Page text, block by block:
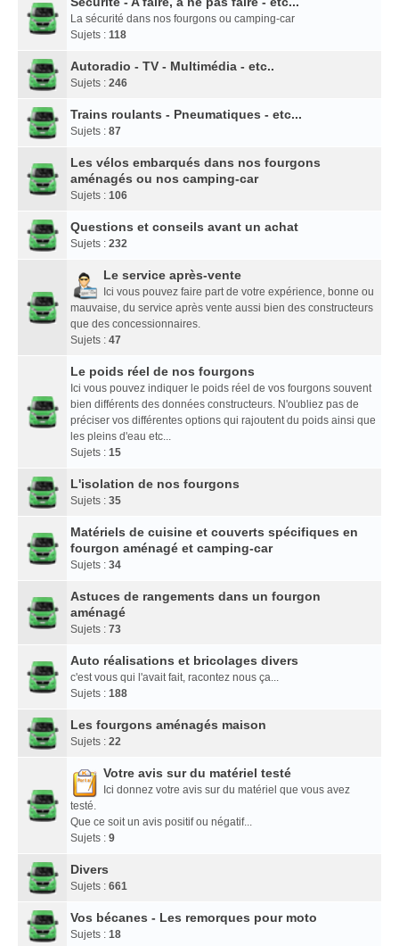
La sécurité dans nos fourgons ou camping-car
Sujets : 118
Autoradio - TV - Multimédia - etc..
Sujets : 246
Trains roulants - Pneumatiques - etc...
Sujets : 87
Les vélos embarqués dans nos fourgons
aménagés ou nos camping-car
Sujets : 106
Questions et conseils avant un achat
Sujets : 232
Le service après-vente
Ici vous pouvez faire part de votre expérience, bonne ou
mauvaise, du service après vente aussi bien des constructeurs
que des concessionnaires.
Sujets : 47
Le poids réel de nos fourgons
Ici vous pouvez indiquer le poids réel de vos fourgons souvent
bien différents des données constructeurs. N'oubliez pas de
préciser vos différentes options qui rajoutent du poids ainsi que
les pleins d'eau etc...
Sujets : 15
L'isolation de nos fourgons
Sujets : 35
Matériels de cuisine et couverts spécifiques en
fourgon aménagé et camping-car
Sujets : 34
Astuces de rangements dans un fourgon
aménagé
Sujets : 73
Auto réalisations et bricolages divers
c'est vous qui l'avait fait, racontez nous ça...
Sujets : 188
Les fourgons aménagés maison
Sujets : 22
Votre avis sur du matériel testé
Ici donnez votre avis sur du matériel que vous avez
testé.
Que ce soit un avis positif ou négatif...
Sujets : 9
Divers
Sujets : 661
Vos bécanes - Les remorques pour moto
Sujets : 18